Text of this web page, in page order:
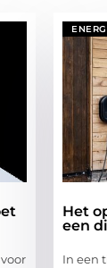
Het
een
In een